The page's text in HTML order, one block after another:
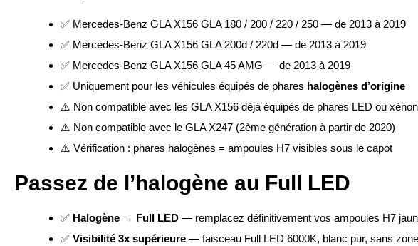
✅ Mercedes-Benz GLA X156 GLA 180 / 200 / 220 / 250 — de 2013 à 2019
✅ Mercedes-Benz GLA X156 GLA 200d / 220d — de 2013 à 2019
✅ Mercedes-Benz GLA X156 GLA 45 AMG — de 2013 à 2019
✅ Uniquement pour les véhicules équipés de phares halogènes d’origine
⚠️ Non compatible avec les GLA X156 déjà équipés de phares LED ou xénon
⚠️ Non compatible avec le GLA X247 (2ème génération à partir de 2020)
⚠️ Vérification : phares halogènes = ampoules H7 visibles sous le capot
Passez de l’halogène au Full LED
✅ Halogène → Full LED — remplacez définitivement vos ampoules H7
✅ Visibilité 3x supérieure — faisceau Full LED 6000K, blanc pur, sans zone